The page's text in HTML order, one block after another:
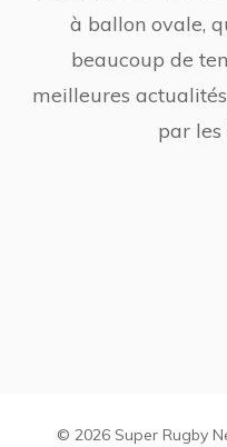
à ballon ovale,
beaucoup de
meilleures
par les
© 2026 Super Rugby